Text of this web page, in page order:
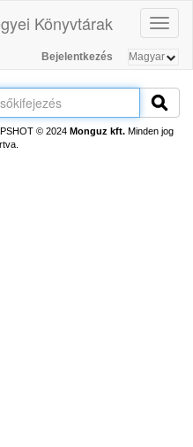
Könyvtárak
Bejelentkezés
© 2024 Monguz kft.Minden jog